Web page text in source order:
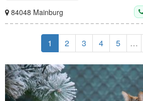
84048 Mainburg
1 2 3 4 5 …